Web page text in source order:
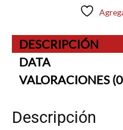
DESCRIPCIÓN
DATA
VALORACIONES
Descripción